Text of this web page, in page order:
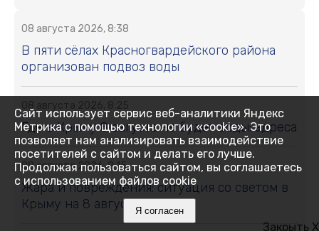
08 августа 2026, 8:38
В пяти сёлах Красногвардейского района
организован подвоз воды
08 августа 2026, 8:25
Где в Крыму 8 августа не будет воды: адреса
08 августа 2026, 8:15
Жара и повреждения: ситуация со светом в
Крыму на 8 августа
Закрыть X
Сайт использует сервис веб-аналитики Яндекс
Метрика с помощью технологии «cookie». Это
позволяет нам анализировать взаимодействие
посетителей с сайтом и делать его лучше.
Продолжая пользоваться сайтом, вы соглашаетесь
с использованием файлов cookie
Я согласен